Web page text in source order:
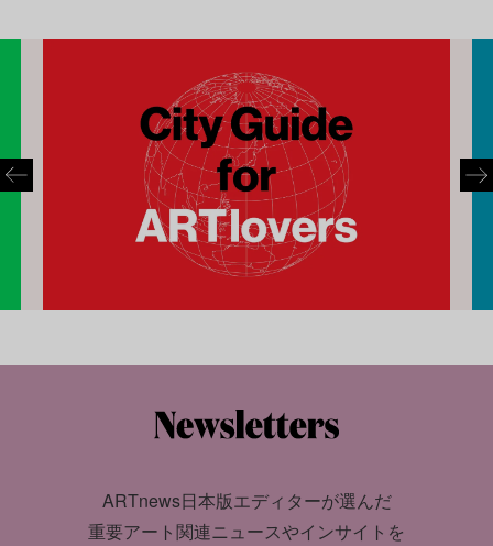
ARTnews日本版エディターが選んだ
重要アート関連ニュースやインサイトを